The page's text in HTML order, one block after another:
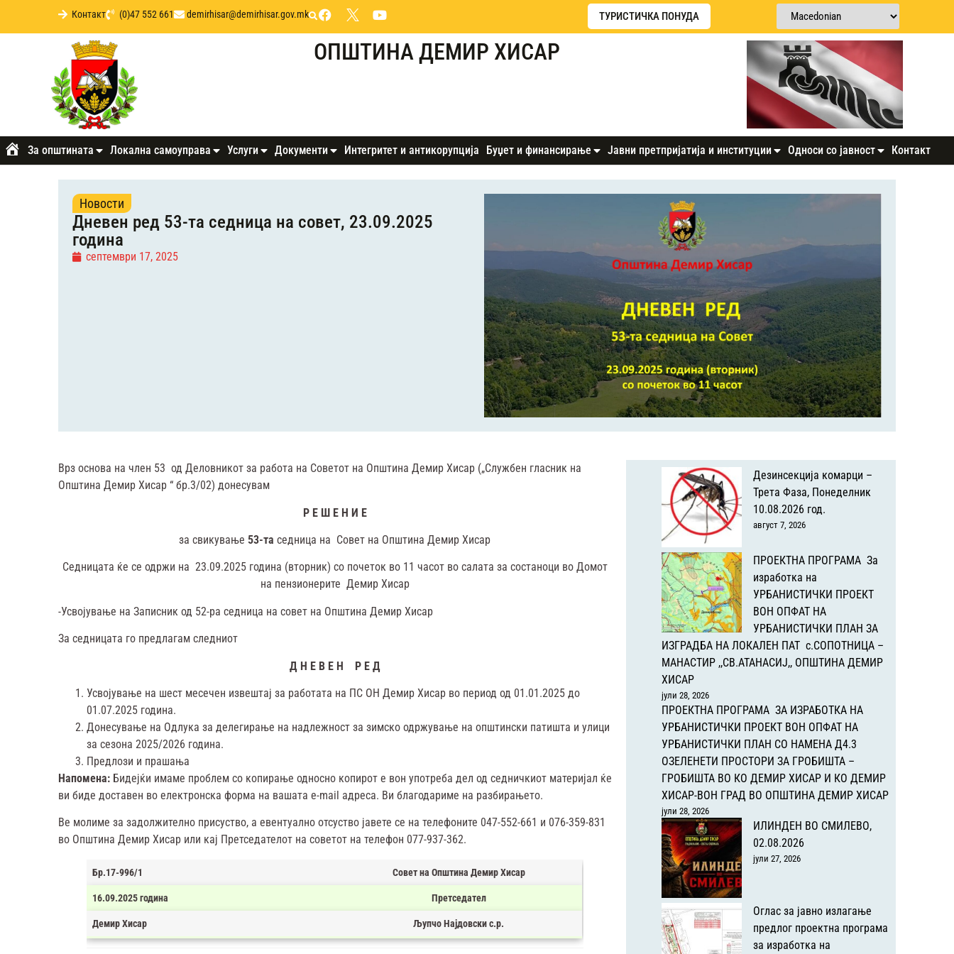
Контакт (0)47 552 661 demirhisar@demirhisar.gov.mk ТУРИСТИЧКА ПОНУДА
ОПШТИНА ДЕМИР ХИСАР
ПочетнаЗа општината Локална самоуправа Услуги Документи Интегритет и антикорупција Буџет и финансирање Јавни претпријатија и институции Односи со јавност Контакт
Новости
Дневен ред 53-та седница на совет, 23.09.2025
година
септември 17, 2025
Врз основа на член 53 од Деловникот за работа на Советот на Општина Демир Хисар („Службен гласник на
Општина Демир Хисар “ бр.3/02) донесувам
Р Е Ш Е Н И Е
за свикување53-та седница на Совет на Општина Демир Хисар
Седницата ќе се одржи на 23.09.2025 година (вторник) со почеток во 11 часот во салата за состаноци во Домот
на пензионерите Демир Хисар
-Усвојување на Записник од 52-ра седница на совет на Општина Демир Хисар
За седницата го предлагам следниот
Д Н Е В Е Н Р Е Д
Усвојување на шест месечен извештај за работата на ПС ОН Демир Хисар во период од 01.01.2025 до
01.07.2025 година.
Донесување на Одлука за делегирање на надлежност за зимско одржување на општински патишта и улици
за сезона 2025/2026 година.
Предлози и прашања
Напомена: Бидејќи имаме проблем со копирање односно копирот е вон употреба дел од седничкиот материјал ќе
ви биде доставен во електронска форма на вашата e-mail адреса. Ви благодариме на разбирањето.
Ве молиме за задолжително присуство, а евентуално отсуство јавете се на телефоните 047-552-661 и 076-359-831
во Општина Демир Хисар или кај Претседателот на советот на телефон 077-937-362.
Бр.17-996/1 Совет на Oпштина Демир Хисар
16.09.2025 година Претседател
Демир Хисар Љупчо Најдовски с.р.
Дезинсекција комарци –
Трета Фаза, Понеделник
10.08.2026 год.
август 7, 2026
ПРОЕКТНА ПРОГРАМА За
изработка на
УРБАНИСТИЧКИ ПРОЕКТ
ВОН ОПФАТ НА
УРБАНИСТИЧКИ ПЛАН ЗА
ИЗГРАДБА НА ЛОКАЛЕН ПАТ с.СОПОТНИЦА –
МАНАСТИР ,,СВ.АТАНАСИЈ,, ОПШТИНА ДЕМИР
ХИСАР
јули 28, 2026
ПРОЕКТНА ПРОГРАМА ЗА ИЗРАБОТКА НА
УРБАНИСТИЧКИ ПРОЕКТ ВОН ОПФАТ НА
УРБАНИСТИЧКИ ПЛАН СО НАМЕНА Д4.3
ОЗЕЛЕНЕТИ ПРОСТОРИ ЗА ГРОБИШТА –
ГРОБИШТА ВО КО ДЕМИР ХИСАР И КО ДЕМИР
ХИСАР-ВОН ГРАД ВО ОПШТИНА ДЕМИР ХИСАР
јули 28, 2026
ИЛИНДЕН ВО СМИЛЕВО,
02.08.2026
јули 27, 2026
Оглас за јавно излагање
предлог проектна програма
за изработка на